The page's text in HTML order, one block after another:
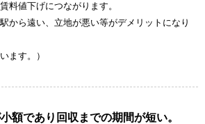
料値下げにつながります。
から遠い、立地が悪い等がデメリットになり
ます。）
額であり回収までの期間が短い。